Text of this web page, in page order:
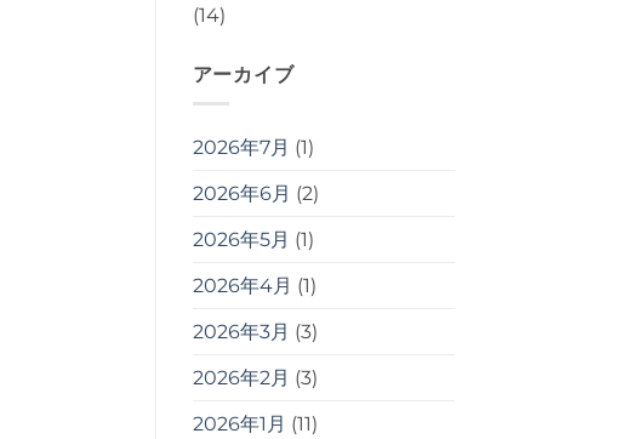
(14)
アーカイブ
2026年7月 (1)
2026年6月 (2)
2026年5月 (1)
2026年4月 (1)
2026年3月 (3)
2026年2月 (3)
2026年1月 (11)